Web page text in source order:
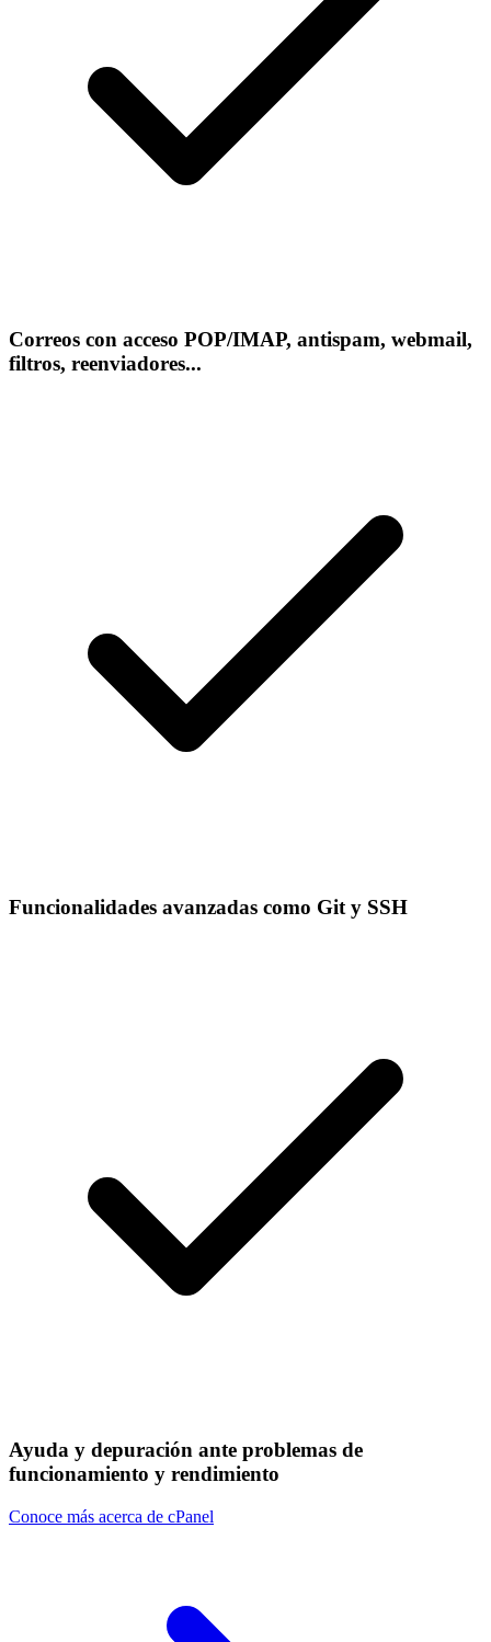
Correos con acceso POP/IMAP, antispam, webmail,
filtros, reenviadores...
Funcionalidades avanzadas como Git y SSH
Ayuda y depuración ante problemas de
funcionamiento y rendimiento
Conoce más acerca de cPanel